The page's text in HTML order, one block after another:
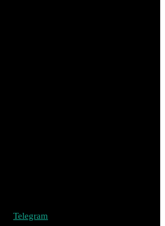
Telegram